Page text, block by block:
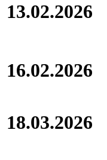
13.02.2026
16.02.2026
18.03.2026